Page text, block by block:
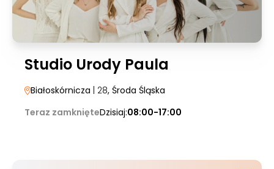
Studio Urody Paula
Białoskórnicza | 28, Środa Śląska
Teraz zamknięteDzisiaj:08:00-17:00